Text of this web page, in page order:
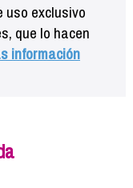
uso exclusivo
que lo hacen
información